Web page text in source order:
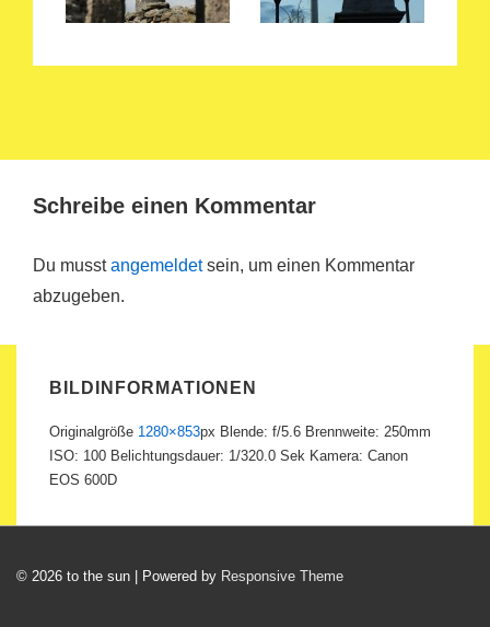
Schreibe einen Kommentar
Du musstangemeldetsein, um einen Kommentar
abzugeben.
BILDINFORMATIONEN
Originalgröße 1280×853px Blende: f/5.6 Brennweite: 250mm
ISO: 100 Belichtungsdauer: 1/320.0 Sek Kamera: Canon
EOS 600D
© 2026 to the sun | Powered by Responsive Theme